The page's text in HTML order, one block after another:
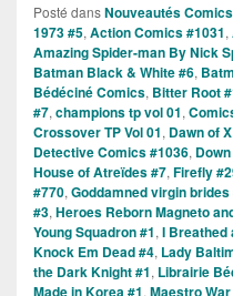
Posté dansNouveautés
1973 #5, Action Comics #1031,
Amazing Spider-man By Nick
Batman Black & White #6,
Bédéciné Comics, Bitter Root
#7, champions tp vol 01,
Crossover TP Vol 01, Dawn of
Detective Comics #1036,
House of Atreïdes #7, Firefly
#770, Goddamned virgin brides
#3, Heroes Reborn Magneto
Young Squadron #1, I Breathed
Knock Em Dead #4, Lady
the Dark Knight #1, Librairie
Made in Korea #1, Maestro